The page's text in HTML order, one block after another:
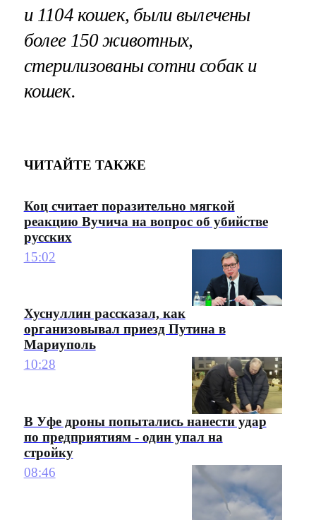
и 1104 кошек, были вылечены
более 150 животных,
стерилизованы сотни собак и
кошек.
ЧИТАЙТЕ ТАКЖЕ
Коц считает поразительно мягкой
реакцию Вучича на вопрос об убийстве
русских
15:02
Хуснуллин рассказал, как
организовывал приезд Путина в
Мариуполь
10:28
В Уфе дроны попытались нанести удар
по предприятиям - один упал на
стройку
08:46